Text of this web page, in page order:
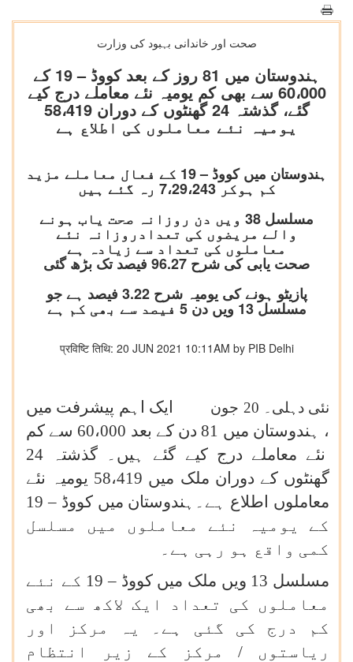
صحت اور خاندانی بہبود کی وزارت
ہندوستان میں 81 روز کے بعد کووڈ – 19 کے
60،000 سے بھی کم یومیہ نئے معاملے درج کیے
گئے، گذشتہ 24 گھنٹوں کے دوران 58،419
یومیہ نئے معاملوں کی اطلاع ہے
ہندوستان میں کووڈ – 19 کے فعال معاملے مزید
کم ہوکر 7،29،243 رہ گئے ہیں
مسلسل 38 ویں دن روزانہ صحت یاب ہونے
والے مریضوں کی تعدادروزانہ نئے
معاملوں کی تعداد سے زیادہ ہے
صحت یابی کی شرح 96.27 فیصد تک بڑھ گئی
پازیٹو ہونے کی یومیہ شرح 3.22 فیصد ہے جو
مسلسل 13 ویں دن 5 فیصد سے بھی کم ہے
प्रविष्टि तिथि: 20 JUN 2021 10:11AM by PIB Delhi
نئی دہلی۔ 20 جون
ایک اہم پیشرفت میں
، ہندوستان میں 81 دن کے بعد 60،000 سے کم
نئے معاملے درج کیے گئے ہیں۔ گذشتہ 24
گھنٹوں کے دوران ملک میں 58،419 یومیہ نئے
معاملوں اطلاع ہے۔ہندوستان میں کووڈ – 19
کے یومیہ نئے معاملوں میں مسلسل
کمی واقع ہو رہی ہے۔
مسلسل 13 ویں ملک میں کووڈ – 19 کے نئے
معاملوں کی تعداد ایک لاکھ سے بھی
کم درج کی گئی ہے۔ یہ مرکز اور
ریاستوں / مرکز کے زیر انتظام